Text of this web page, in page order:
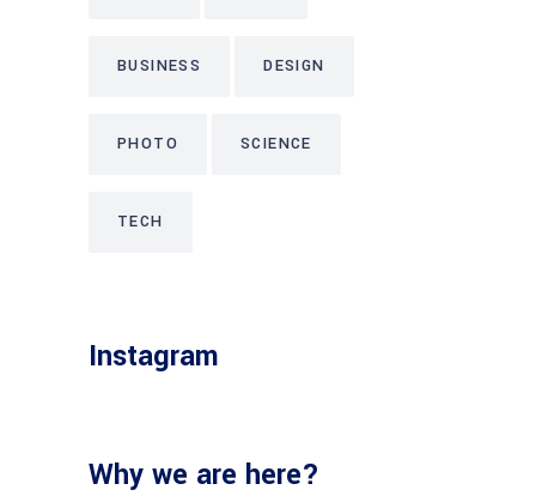
BUSINESS DESIGN
PHOTO SCIENCE
TECH
Instagram
Why we are here?